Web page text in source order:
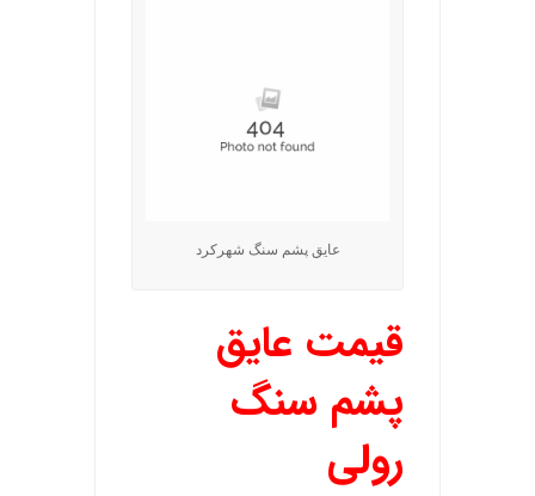
عایق پشم سنگ شهرکرد
قیمت عایق
پشم سنگ
رولی